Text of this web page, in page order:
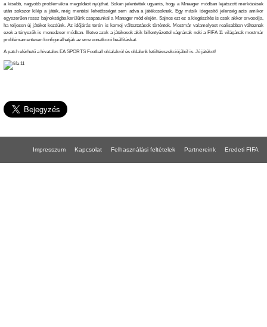
a kisebb, nagyobb problémákra megoldást nyújthat. Sokan jelentették ugyanis, hogy a Mnaager módban lejátszott mérkőzések
után sokszor kilép a játék, még mentési lehetősséget sem adva a játékosoknak. Egy másik idegesítő jelenség azis amikor
egyszerűen rossz bajnokságba kerülünk csapatunkal a Manager mód elején. Sajnos ezt ez a kiegészítés is csak akkor orvosolja,
ha teljesen új játékot kezdünk. Az időjárás terén is komoj változtatások történtek. Mostmár valamelyest realisabban változnak
ezek a tényezők is menedzser módban. Illetve azok a játékosok akik billentyűzettel vágnának neki a FIFA 11 világának mostmár
problémamentesen konfigurálhatják az erre vonatkozó beállításkat.
A patch elérhető a hivatalos EA SPORTS Football oldalakról és oldalunk letöltésszekciójából is. Jó játékot!
Impresszum Kapcsolat Felhasználási feltételek Partnereink Eredeti FIFA